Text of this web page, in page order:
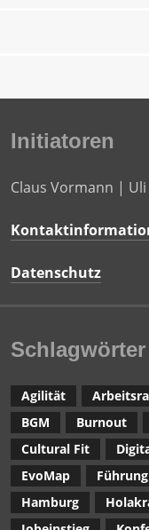
Initiatoren
Claus Vormann | Uli
Datenschutz
Schlagwörter
Agilität
BGM
Burnout
Cultural Fit
EvoMap
Führung
Hamburg